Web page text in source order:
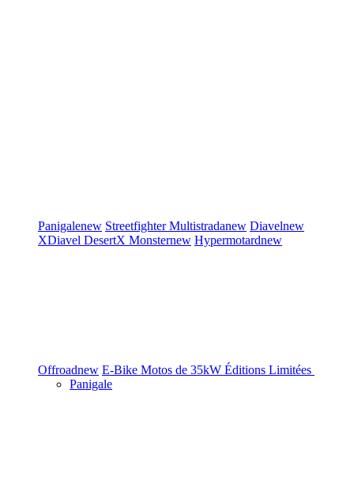
Panigalenew StreetfighterMultistradanew Diavelnew
XDiavel DesertX Monsternew Hypermotardnew
Offroadnew E-Bike Motos de 35kW Éditions Limitées
Panigale